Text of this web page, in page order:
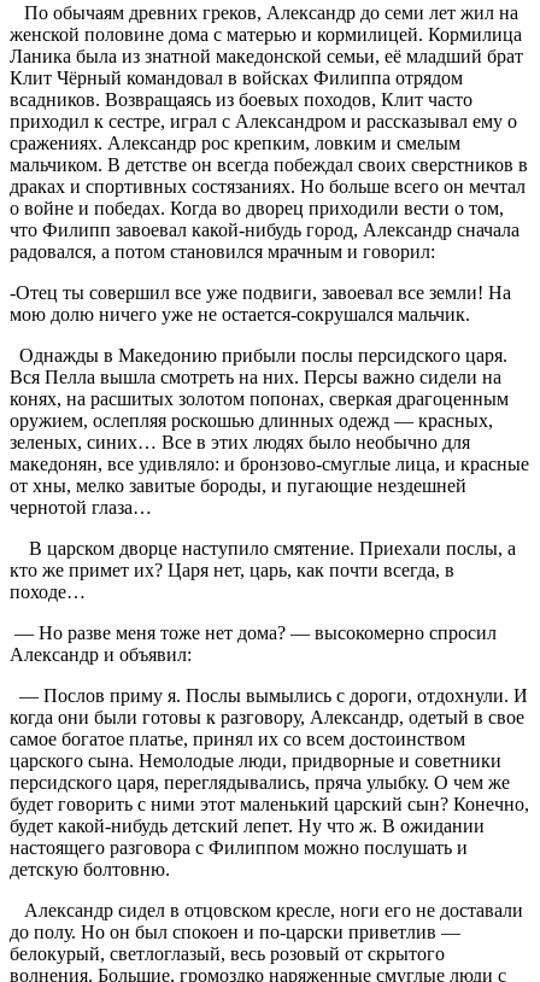
По обычаям древних греков, Александр до семи лет жил на
женской половине дома с матерью и кормилицей. Кормилица
Ланика была из знатной македонской семьи, её младший брат
Клит Чёрный командовал в войсках Филиппа отрядом
всадников. Возвращаясь из боевых походов, Клит часто
приходил к сестре, играл с Александром и рассказывал ему о
сражениях. Александр рос крепким, ловким и смелым
мальчиком. В детстве он всегда побеждал своих сверстников в
драках и спортивных состязаниях. Но больше всего он мечтал
о войне и победах. Когда во дворец приходили вести о том,
что Филипп завоевал какой-нибудь город, Александр сначала
радовался, а потом становился мрачным и говорил:
-Отец ты совершил все уже подвиги, завоевал все земли! На
мою долю ничего уже не остается-сокрушался мальчик.
Однажды в Македонию прибыли послы персидского царя.
Вся Пелла вышла смотреть на них. Персы важно сидели на
конях, на расшитых золотом попонах, сверкая драгоценным
оружием, ослепляя роскошью длинных одежд — красных,
зеленых, синих… Все в этих людях было необычно для
македонян, все удивляло: и бронзово-смуглые лица, и красные
от хны, мелко завитые бороды, и пугающие нездешней
чернотой глаза…
В царском дворце наступило смятение. Приехали послы, а
кто же примет их? Царя нет, царь, как почти всегда, в
походе…
— Но разве меня тоже нет дома? — высокомерно спросил
Александр и объявил:
— Послов приму я. Послы вымылись с дороги, отдохнули. И
когда они были готовы к разговору, Александр, одетый в свое
самое богатое платье, принял их со всем достоинством
царского сына. Немолодые люди, придворные и советники
персидского царя, переглядывались, пряча улыбку. О чем же
будет говорить с ними этот маленький царский сын? Конечно,
будет какой-нибудь детский лепет. Ну что ж. В ожидании
настоящего разговора с Филиппом можно послушать и
детскую болтовню.
Александр сидел в отцовском кресле, ноги его не доставали
до полу. Но он был спокоен и по-царски приветлив —
белокурый, светлоглазый, весь розовый от скрытого
волнения. Большие, громоздко наряженные смуглые люди с